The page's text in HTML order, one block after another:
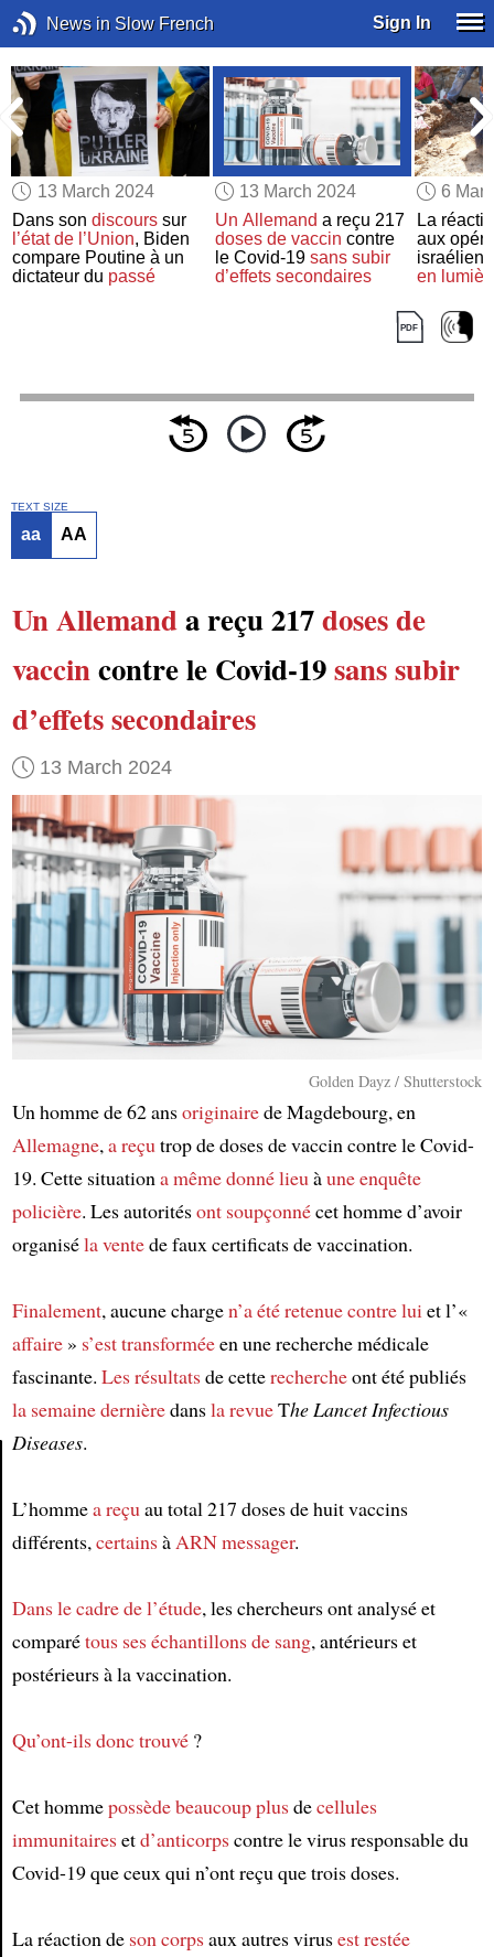
News in Slow French Sign In
13 March 2024
Dans sondiscours sur
l’état de l’Union, Biden
compare Poutine à un
dictateur du passé
13 March 2024
Un Allemand a reçu 217
doses de vaccin contre
le Covid-19 sans subir
d’effets secondaires
6
La
aux
en
Article
TEXT SIZE
aa AA
Un Allemanda reçu 217doses de
vaccincontre le Covid-19sans subir
d’effets secondaires
13 March 2024
Golden Dayz / Shutterstock
Un homme de 62 ansoriginairede Magdebourg, en
Allemagne,a reçutrop de doses de vaccin contre le Covid-
19. Cette situationa même donné lieuàune enquête
policière. Les autoritésont soupçonnécet homme d’avoir
organiséla ventede faux certificats de vaccination.
Finalement, aucune chargen’a été retenue contre luiet l’«
affaire» s’est transforméeen une recherche médicale
fascinante. Les résultatsde cetterechercheont été publiés
la semaine dernièredansla revueThe Lancet Infectious
Diseases.
L’hommea reçuau total 217 doses de huit vaccins
différents,certainsàARN messager.
Dans le cadre del’étude, les chercheurs ont analysé et
comparétous ses échantillons de sang, antérieurs et
postérieurs à la vaccination.
Qu’ont-ils donc trouvé?
Cet hommepossèdebeaucoup plusdecellules
immunitairesetd’anticorpscontre le virus responsable du
Covid-19 que ceux qui n’ont reçu que trois doses.
La réaction de son corpsaux autres virusest restée